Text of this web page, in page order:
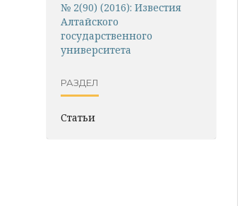
№ 2(90) (2016): Известия
Алтайского
государственного
университета
РАЗДЕЛ
Статьи